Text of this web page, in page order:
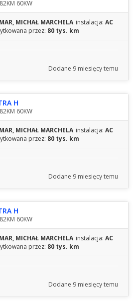
60KW
MICHAŁ MARCHELA instalacja: AC
przez: 80 tys. km
Dodane 9 miesięcy temu
H
60KW
MICHAŁ MARCHELA instalacja: AC
przez: 80 tys. km
Dodane 9 miesięcy temu
H
60KW
MICHAŁ MARCHELA instalacja: AC
przez: 80 tys. km
Dodane 9 miesięcy temu